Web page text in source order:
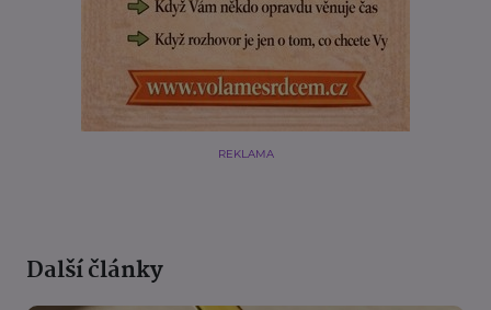
REKLAMA
Další články